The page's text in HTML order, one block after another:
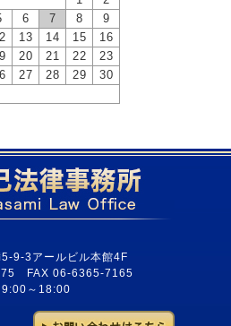
6 7 8
9
13 14 15
16
20 21 22
23
27 28 29
30
9-3アールビル本館4F
FAX 06-6365-7165
9:00～18:00